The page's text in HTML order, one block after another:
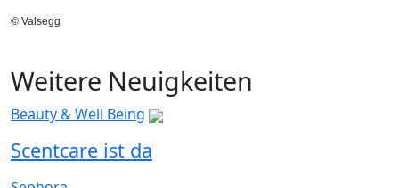
© Valsegg
Weitere Neuigkeiten
Beauty & Well Being
Scentcare ist da